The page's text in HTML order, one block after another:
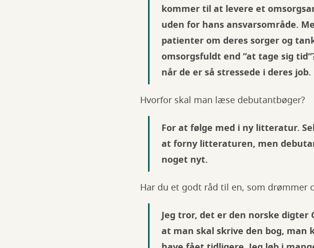
kommer til at levere et
uden for hans ansvarsområde.
patienter om deres sorger og
omsorgsfuldt end ”at tage sig
når de er så stressede i deres job.
Hvorfor skal man læse debutantbøger?
For at følge med i ny litteratur.
at forny litteraturen, men
noget nyt.
Har du et godt råd til en, som drømmer
Jeg tror, det er den norske
at man skal skrive den bog, man